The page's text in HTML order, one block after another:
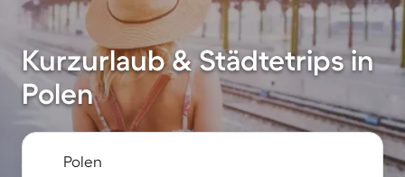
Kurzurlaub & Städtetrips in
Polen